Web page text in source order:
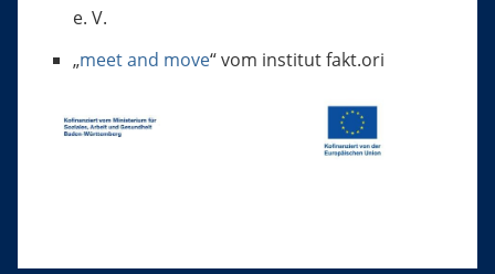
e. V.
„meet and move“ vom institut fakt.ori